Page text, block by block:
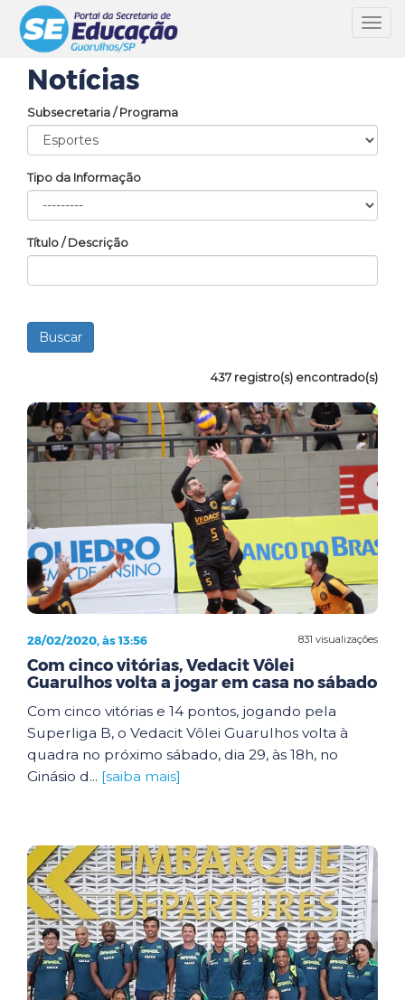
Notícias
Subsecretaria / Programa
Tipo da Informação
Título / Descrição
437 registro(s) encontrado(s)
831 visualizações
28/02/2020, às 13:56
Com cinco vitórias, Vedacit Vôlei
Guarulhos volta a jogar em casa no sábado
Com cinco vitórias e 14 pontos, jogando pela
Superliga B, o Vedacit Vôlei Guarulhos volta à
quadra no próximo sábado, dia 29, às 18h, no
Ginásio d... [saiba mais]